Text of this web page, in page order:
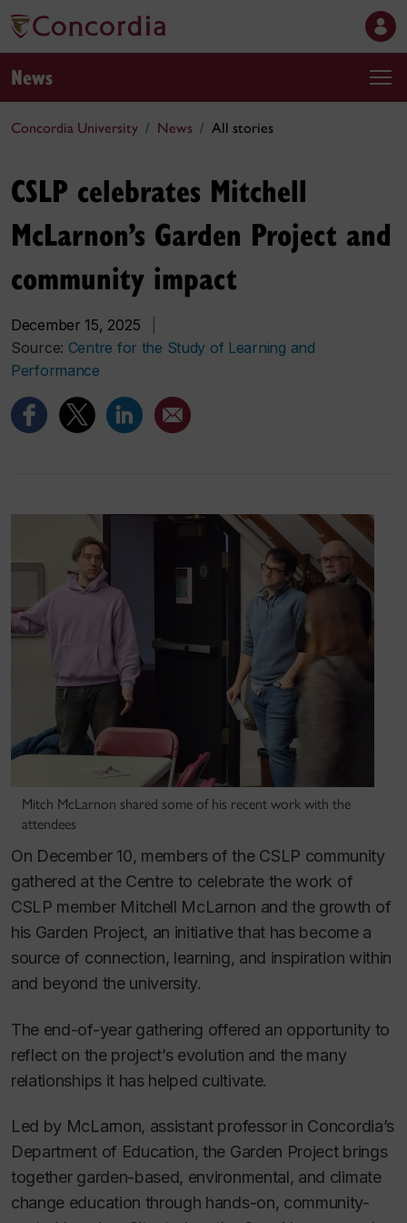
News
Concordia University News All stories
CSLP celebrates Mitchell
McLarnon’s Garden Project and
community impact
December 15, 2025
Source: Centre for the Study of Learning and
Performance
Mitch McLarnon shared some of his recent work with the
attendees
On December 10, members of the CSLP community
gathered at the Centre to celebrate the work of
CSLP member Mitchell McLarnon and the growth of
his Garden Project, an initiative that has become a
source of connection, learning, and inspiration within
and beyond the university.
The end-of-year gathering offered an opportunity to
reflect on the project’s evolution and the many
relationships it has helped cultivate.
Led by McLarnon, assistant professor in Concordia’s
Department of Education, the Garden Project brings
together garden-based, environmental, and climate
change education through hands-on, community-